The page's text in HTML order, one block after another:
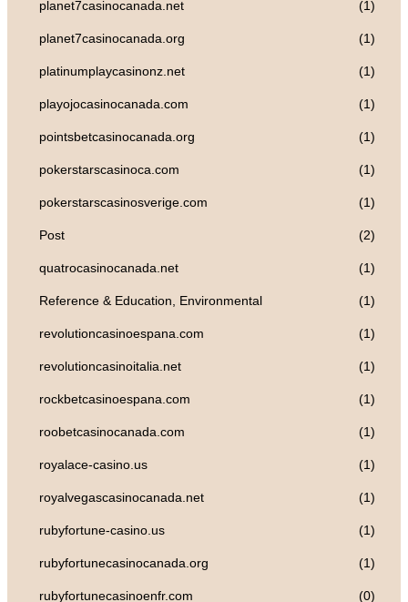
planet7casinocanada.net (1)
planet7casinocanada.org (1)
platinumplaycasinonz.net (1)
playojocasinocanada.com (1)
pointsbetcasinocanada.org (1)
pokerstarscasinoca.com (1)
pokerstarscasinosverige.com (1)
Post (2)
quatrocasinocanada.net (1)
Reference & Education, Environmental (1)
revolutioncasinoespana.com (1)
revolutioncasinoitalia.net (1)
rockbetcasinoespana.com (1)
roobetcasinocanada.com (1)
royalace-casino.us (1)
royalvegascasinocanada.net (1)
rubyfortune-casino.us (1)
rubyfortunecasinocanada.org (1)
rubyfortunecasinoenfr.com (0)